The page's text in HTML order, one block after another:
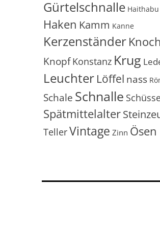
Gürtelschnalle Haithabu
Haken Kamm Kanne
Kerzenständer
Knopf Konstanz Krug
Leuchter Löffel nass
Schale Schnalle
Spätmittelalter
TellerVintage Zinn Ösen